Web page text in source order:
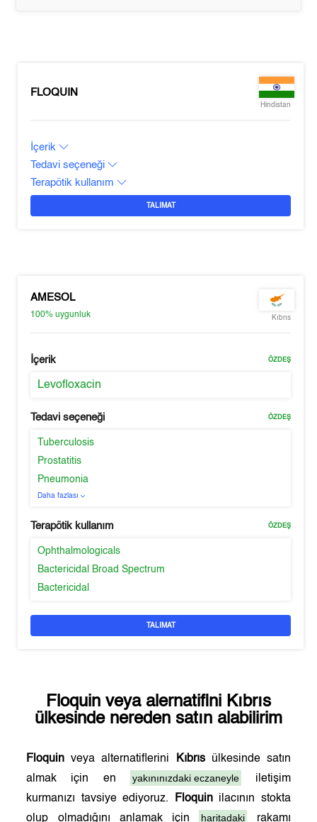
FLOQUIN
Hindistan
İçerik
Tedavi seçeneği
Terapötik kullanım
TALIMAT
AMESOL
100%uygunluk Kıbrıs
İçerik ÖZDEŞ
Levofloxacin
Tedavi seçeneği ÖZDEŞ
Tuberculosis
Prostatitis
Pneumonia
Daha fazlası
Terapötik kullanım ÖZDEŞ
Ophthalmologicals
Bactericidal Broad Spectrum
Bactericidal
TALIMAT
Floquin veya alernatifini Kıbrıs
ülkesinde nereden satın alabilirim
Floquin veya alternatiflerini Kıbrısülkesinde satın
almak için en
yakınınızdaki eczaneyle
iletişim
kurmanızı tavsiye ediyoruz.
Floquinilacının stokta
olup olmadığını anlamak için
haritadaki rakamı